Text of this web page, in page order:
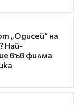
„Одисей“ на
Най-
във филма